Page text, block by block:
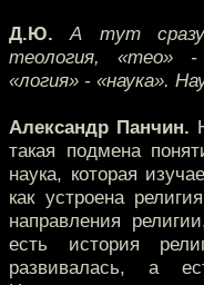
Д.Ю. А тут сразу
теология, «тео»
«логия» - «наука».
Александр Панчин.
такая подмена
наука, которая
как устроена
направления
есть история
развивалась, а